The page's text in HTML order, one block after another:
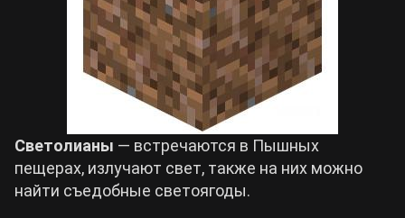
Светолианы — встречаются в Пышных
пещерах, излучают свет, также на них можно
найти съедобные светоягоды.